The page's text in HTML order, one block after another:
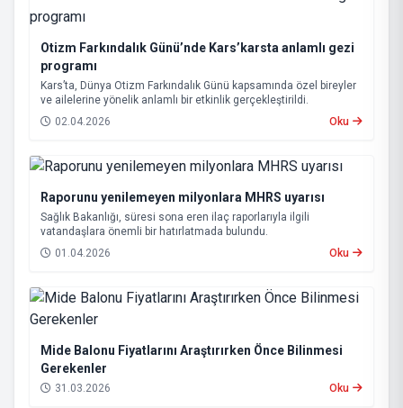
Otizm Farkındalık Günü’nde Kars’karsta anlamlı gezi
programı
Kars’ta, Dünya Otizm Farkındalık Günü kapsamında özel bireyler
ve ailelerine yönelik anlamlı bir etkinlik gerçekleştirildi.
02.04.2026
Oku
Raporunu yenilemeyen milyonlara MHRS uyarısı
Sağlık Bakanlığı, süresi sona eren ilaç raporlarıyla ilgili
vatandaşlara önemli bir hatırlatmada bulundu.
01.04.2026
Oku
Mide Balonu Fiyatlarını Araştırırken Önce Bilinmesi
Gerekenler
31.03.2026 Oku